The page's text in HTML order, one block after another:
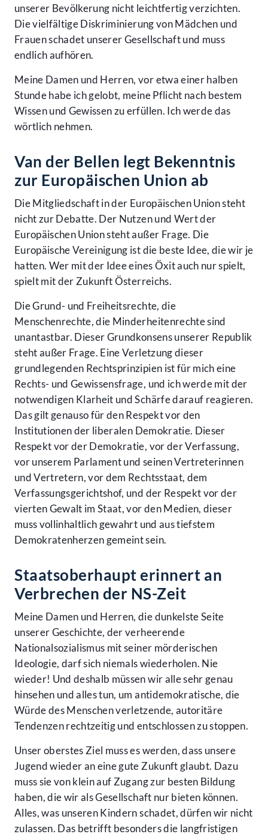
unserer Bevölkerung nicht leichtfertig verzichten.
Die vielfältige Diskriminierung von Mädchen und
Frauen schadet unserer Gesellschaft und muss
endlich aufhören.
Meine Damen und Herren, vor etwa einer halben
Stunde habe ich gelobt, meine Pflicht nach bestem
Wissen und Gewissen zu erfüllen. Ich werde das
wörtlich nehmen.
Van der Bellen legt Bekenntnis
zur Europäischen Union ab
Die Mitgliedschaft in der Europäischen Union steht
nicht zur Debatte. Der Nutzen und Wert der
Europäischen Union steht außer Frage. Die
Europäische Vereinigung ist die beste Idee, die wir je
hatten. Wer mit der Idee eines Öxit auch nur spielt,
spielt mit der Zukunft Österreichs.
Die Grund- und Freiheitsrechte, die
Menschenrechte, die Minderheitenrechte sind
unantastbar. Dieser Grundkonsens unserer Republik
steht außer Frage. Eine Verletzung dieser
grundlegenden Rechtsprinzipien ist für mich eine
Rechts- und Gewissensfrage, und ich werde mit der
notwendigen Klarheit und Schärfe darauf reagieren.
Das gilt genauso für den Respekt vor den
Institutionen der liberalen Demokratie. Dieser
Respekt vor der Demokratie, vor der Verfassung,
vor unserem Parlament und seinen Vertreterinnen
und Vertretern, vor dem Rechtsstaat, dem
Verfassungsgerichtshof, und der Respekt vor der
vierten Gewalt im Staat, vor den Medien, dieser
muss vollinhaltlich gewahrt und aus tiefstem
Demokratenherzen gemeint sein.
Staatsoberhaupt erinnert an
Verbrechen der NS-Zeit
Meine Damen und Herren, die dunkelste Seite
unserer Geschichte, der verheerende
Nationalsozialismus mit seiner mörderischen
Ideologie, darf sich niemals wiederholen. Nie
wieder! Und deshalb müssen wir alle sehr genau
hinsehen und alles tun, um antidemokratische, die
Würde des Menschen verletzende, autoritäre
Tendenzen rechtzeitig und entschlossen zu stoppen.
Unser oberstes Ziel muss es werden, dass unsere
Jugend wieder an eine gute Zukunft glaubt. Dazu
muss sie von klein auf Zugang zur besten Bildung
haben, die wir als Gesellschaft nur bieten können.
Alles, was unseren Kindern schadet, dürfen wir nicht
zulassen. Das betrifft besonders die langfristigen